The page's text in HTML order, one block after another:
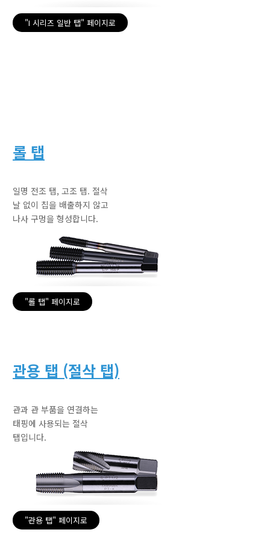
"I 시리즈 일반 탭" 페이지로
롤 탭
일명 전조 탭, 고조 탭. 절삭
날 없이 칩을 배출하지 않고
나사 구멍을 형성합니다.
"롤 탭" 페이지로
관용 탭 (절삭 탭)
관과 관 부품을 연결하는
태핑에 사용되는 절삭
탭입니다.
"관용 탭" 페이지로